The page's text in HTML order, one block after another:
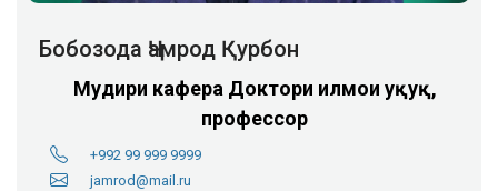
Бобозода Ҷамрод Қурбон
Мудири кафера Доктори илмҳои ҳуқуқ,
профессор
+992 99 999 9999
jamrod@mail.ru